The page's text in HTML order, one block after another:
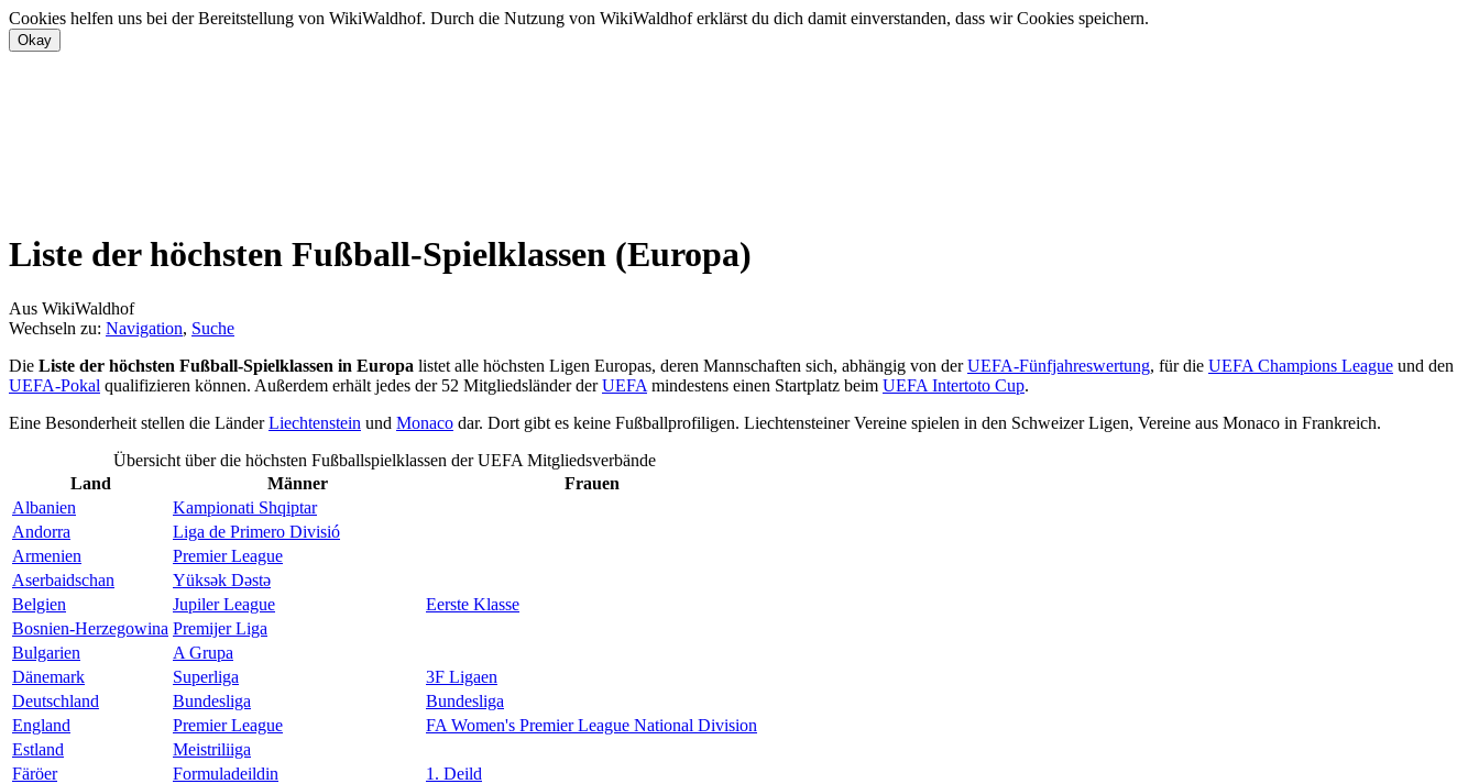
Cookies helfen uns bei der Bereitstellung von WikiWaldhof. Durch die Nutzung von WikiWaldhof erklärst du dich damit einverstanden, dass wir Cookies speichern.
Liste der höchsten Fußball-Spielklassen (Europa)
Aus WikiWaldhof
Wechseln zu: Navigation, Suche
Die Liste der höchsten Fußball-Spielklassen in Europa listet alle höchsten Ligen Europas, deren Mannschaften sich, abhängig von derUEFA-Fünfjahreswertung, für die UEFA Champions League und den
UEFA-Pokal qualifizieren können. Außerdem erhält jedes der 52 Mitgliedsländer derUEFA mindestens einen Startplatz beim UEFA Intertoto Cup.
Eine Besonderheit stellen die LänderLiechtenstein und Monaco dar. Dort gibt es keine Fußballprofiligen. Liechtensteiner Vereine spielen in den Schweizer Ligen, Vereine aus Monaco in Frankreich.
Übersicht über die höchsten Fußballspielklassen der UEFA Mitgliedsverbände
Land
Männer
Frauen
Albanien
Kampionati Shqiptar
Andorra
Liga de Primero Divisió
Armenien
Premier League
Aserbaidschan
Yüksək Dəstə
Belgien
Jupiler League
Eerste Klasse
Bosnien-Herzegowina Premijer Liga
Bulgarien
A Grupa
Dänemark
Superliga
3F Ligaen
Deutschland
Bundesliga
Bundesliga
England
Premier League
FA Women's Premier League National Division
Estland
Meistriliiga
Färöer
Formuladeildin
1. Deild